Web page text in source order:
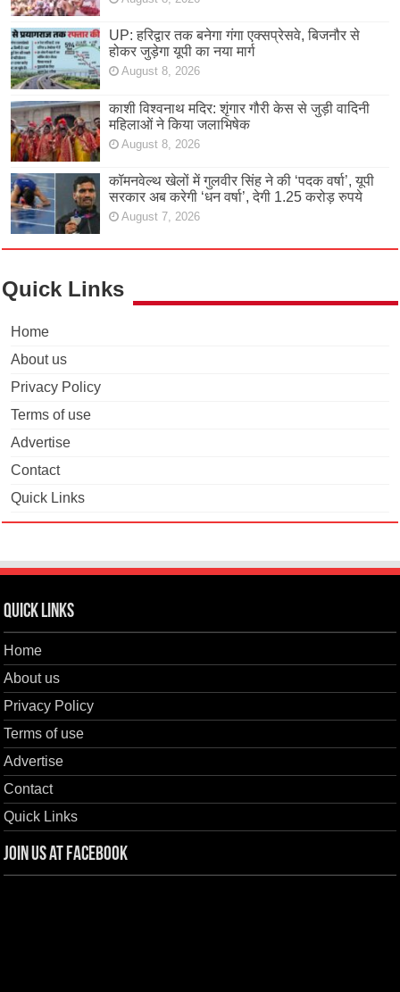
UP: हरिद्वार तक बनेगा गंगा एक्सप्रेसवे, बिजनौर से
होकर जुड़ेगा यूपी का नया मार्ग
August 8, 2026
काशी विश्वनाथ मदिर: शृंगार गौरी केस से जुड़ी वादिनी
महिलाओं ने किया जलाभिषेक
August 8, 2026
कॉमनवेल्थ खेलों में गुलवीर सिंह ने की ‘पदक वर्षा’, यूपी
सरकार अब करेगी ‘धन वर्षा’, देगी 1.25 करोड़ रुपये
August 7, 2026
Quick Links
Home
About us
Privacy Policy
Terms of use
Advertise
Contact
Quick Links
Quick Links
Home
About us
Privacy Policy
Terms of use
Advertise
Contact
Quick Links
Join us at Facebook